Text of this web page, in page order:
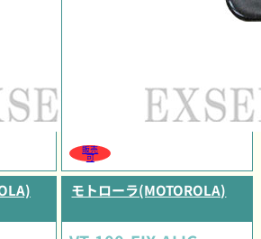
販売
可
モトローラ(MOTOROLA)